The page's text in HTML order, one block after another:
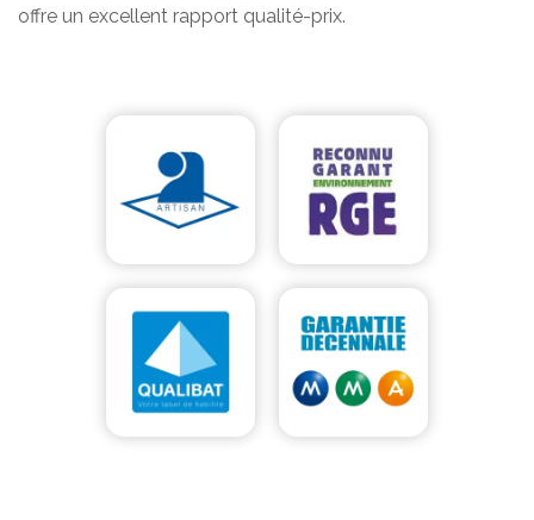
offre un excellent rapport qualité-prix.